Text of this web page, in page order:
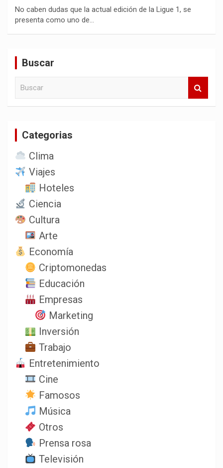
No caben dudas que la actual edición de la Ligue 1, se
presenta como uno de…
Buscar
Categorias
Clima
Viajes
Hoteles
Ciencia
Cultura
Arte
Economía
Criptomonedas
Educación
Empresas
Marketing
Inversión
Trabajo
Entretenimiento
Cine
Famosos
Música
Otros
Prensa rosa
Televisión